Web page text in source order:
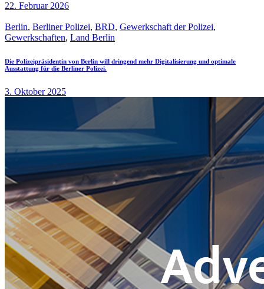
22. Februar 2026
Berlin, Berliner Polizei, BRD, Gewerkschaft der Polizei,
Gewerkschaften, Land Berlin
Die Polizeipräsidentin von Berlin will dringend mehr Digitalisierung und optimale
Ausstattung für die Berliner Polizei.
3. Oktober 2025